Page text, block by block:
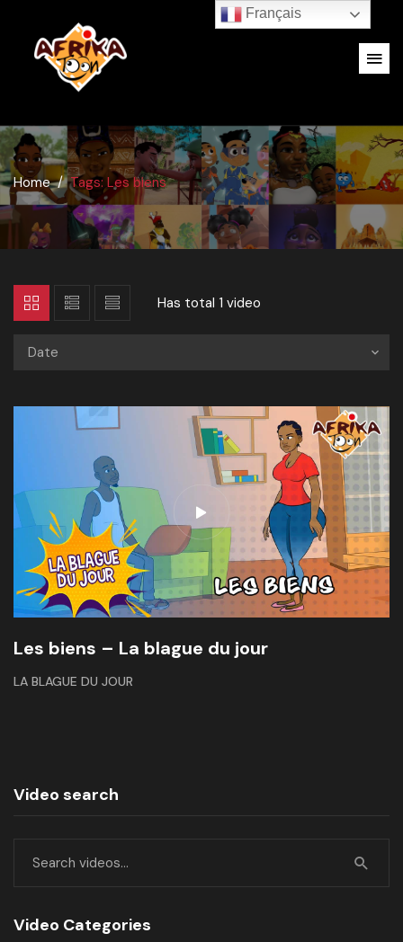
Home Tags: Les biens
Has total 1 video
Date
Les biens – La blague du jour
LA BLAGUE DU JOUR
Video search
Video Categories
Français